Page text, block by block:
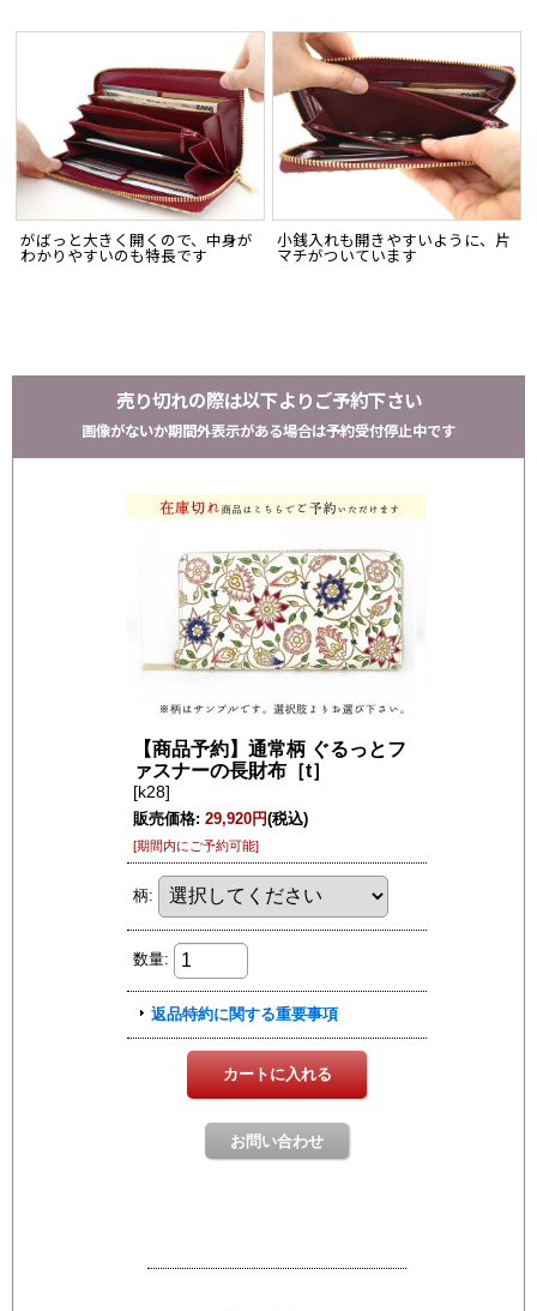
がばっと大きく開くので、中身が
わかりやすいのも特長です
小銭入れも開きやすいように、片
マチがついています
売り切れの際は以下よりご予約下さい
画像がないか期間外表示がある場合は予約受付停止中です